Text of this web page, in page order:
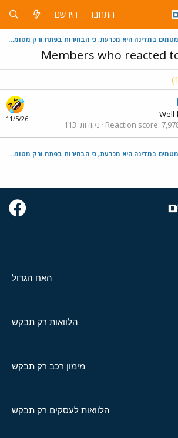
התחבר הירשם
השאלה על כמות המטומטמים במדינה היא מכרעת, כי הבחירות בפתח ורק מטומטמים יצביעו ביבי
Members who reacted
11/5/26
Reaction score נקודות 113
השאלה על כמות המטומטמים במדינה היא מכרעת, כי הבחירות בפתח ורק מטומטמים יצביעו ביבי
האח הגדול
הלוואות רק תבקש
מימון רכב רק תבקש
הלוואות לעסקים רק תבקש